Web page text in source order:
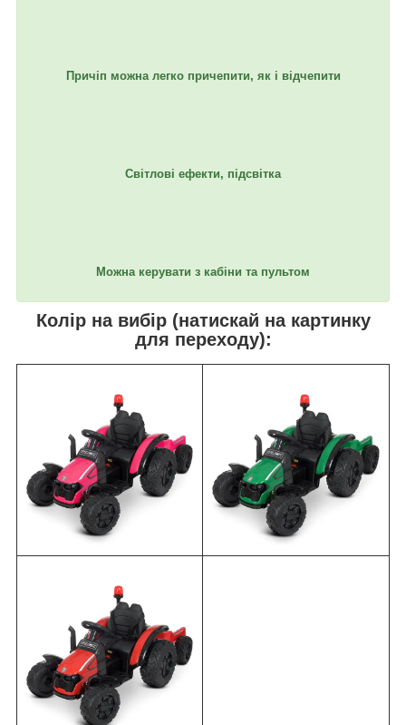
Причіп можна легко причепити, як і відчепити
Світлові ефекти, підсвітка
Можна керувати з кабіни та пультом
Колір на вибір (натискай на картинку
для переходу):